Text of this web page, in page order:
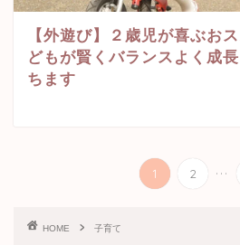
【外遊び】２歳児が喜ぶお
どもが賢くバランスよく成
ちます
1 2 ...
HOME 子育て